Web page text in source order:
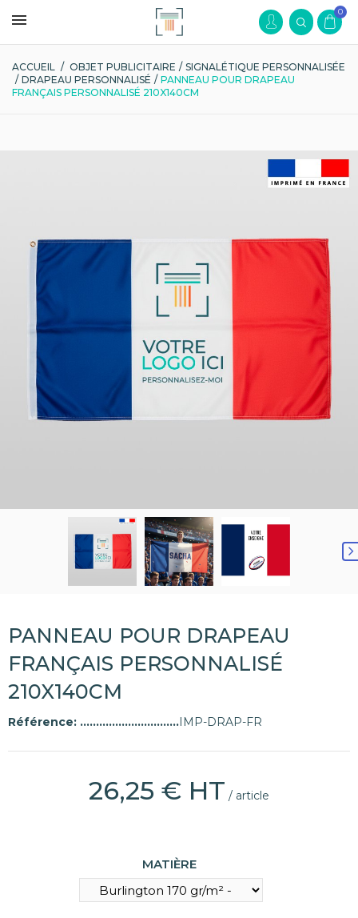
0
ACCUEIL / OBJET PUBLICITAIRE / SIGNALÉTIQUE PERSONNALISÉE
/ DRAPEAU PERSONNALISÉ / PANNEAU POUR DRAPEAU
FRANÇAIS PERSONNALISÉ 210X140CM
PANNEAU POUR DRAPEAU
FRANÇAIS PERSONNALISÉ
210X140CM
Référence: IMP-DRAP-FR
26,25 € HT / article
MATIÈRE